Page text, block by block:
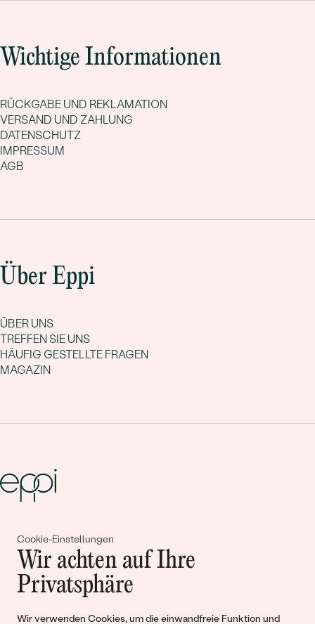
Cookie-Einstellungen
Wir achten auf Ihre
Privatsphäre
Wir verwenden Cookies, um die einwandfreie Funktion und
Wichtige Informationen
RÜCKGABE UND REKLAMATION
VERSAND UND ZAHLUNG
DATENSCHUTZ
IMPRESSUM
AGB
Über Eppi
ÜBER UNS
TREFFEN SIE UNS
HÄUFIG GESTELLTE FRAGEN
MAGAZIN
Gemeinsam erschaffen wir
Geschichten von Schönheit und
Liebe